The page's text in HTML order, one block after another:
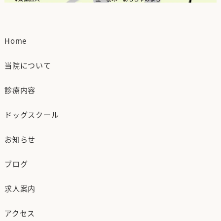
Home
当院について
診療内容
ドッグスクール
お知らせ
ブログ
求人案内
アクセス